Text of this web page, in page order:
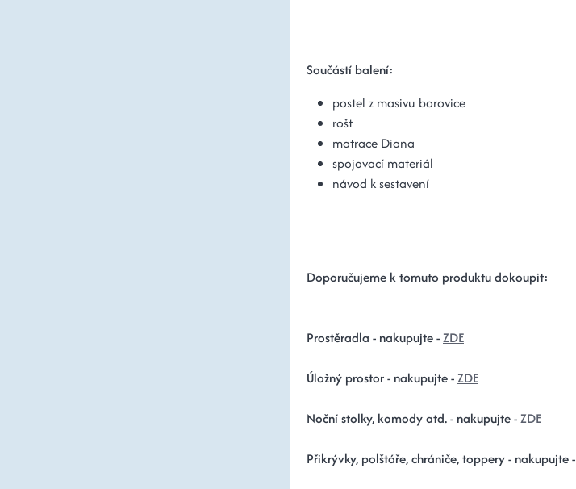
Součástí balení:
postel z masivu borovice
rošt
matrace Diana
spojovací materiál
návod k sestavení
Doporučujeme k tomuto produktu dokoupit:
Prostěradla - nakupujte -ZDE
Úložný prostor - nakupujte -ZDE
Noční stolky, komody atd. - nakupujte -ZDE
Přikrývky, polštáře, chrániče, toppery - nakupujte -